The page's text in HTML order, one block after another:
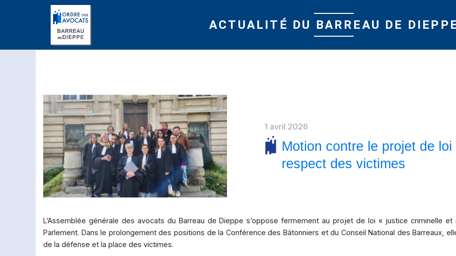
ACTUALITÉ DU BARREAU DE
1 avril 2026
Motion contre le projet de
respect des victimes
L’Assemblée générale des avocats du Barreau de Dieppe s’oppose fermement au projet de loi « justice criminelle
Parlement. Dans le prolongement des positions de la Conférence des Bâtonniers et du Conseil National des Barreaux,
de la défense et la place des victimes.
Panneau de gestion des cookies